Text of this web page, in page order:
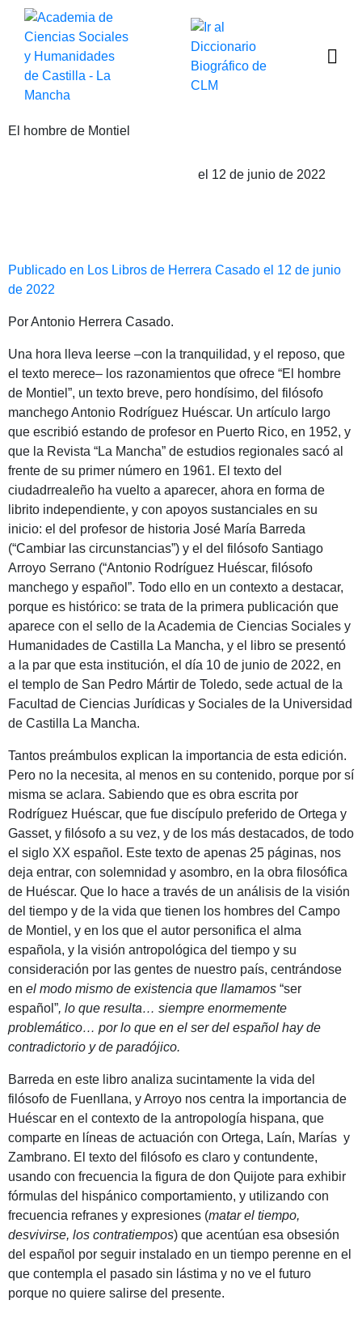
El hombre de Montiel
el 12 de junio de 2022
Publicado en Los Libros de Herrera Casado el 12 de junio
de 2022
Por Antonio Herrera Casado.
Una hora lleva leerse ­–con la tranquilidad, y el reposo, que
el texto merece– los razonamientos que ofrece “El hombre
de Montiel”, un texto breve, pero hondísimo, del filósofo
manchego Antonio Rodríguez Huéscar. Un artículo largo
que escribió estando de profesor en Puerto Rico, en 1952, y
que la Revista “La Mancha” de estudios regionales sacó al
frente de su primer número en 1961. El texto del
ciudadrrealeño ha vuelto a aparecer, ahora en forma de
librito independiente, y con apoyos sustanciales en su
inicio: el del profesor de historia José María Barreda
(“Cambiar las circunstancias”) y el del filósofo Santiago
Arroyo Serrano (“Antonio Rodríguez Huéscar, filósofo
manchego y español”. Todo ello en un contexto a destacar,
porque es histórico: se trata de la primera publicación que
aparece con el sello de la Academia de Ciencias Sociales y
Humanidades de Castilla La Mancha, y el libro se presentó
a la par que esta institución, el día 10 de junio de 2022, en
el templo de San Pedro Mártir de Toledo, sede actual de la
Facultad de Ciencias Jurídicas y Sociales de la Universidad
de Castilla La Mancha.
Tantos preámbulos explican la importancia de esta edición.
Pero no la necesita, al menos en su contenido, porque por sí
misma se aclara. Sabiendo que es obra escrita por
Rodríguez Huéscar, que fue discípulo preferido de Ortega y
Gasset, y filósofo a su vez, y de los más destacados, de todo
el siglo XX español. Este texto de apenas 25 páginas, nos
deja entrar, con solemnidad y asombro, en la obra filosófica
de Huéscar. Que lo hace a través de un análisis de la visión
del tiempo y de la vida que tienen los hombres del Campo
de Montiel, y en los que el autor personifica el alma
española, y la visión antropológica del tiempo y su
consideración por las gentes de nuestro país, centrándose
en el modo mismo de existencia que llamamos “ser
español”, lo que resulta… siempre enormemente
problemático… por lo que en el ser del español hay de
contradictorio y de paradójico.
Barreda en este libro analiza sucintamente la vida del
filósofo de Fuenllana, y Arroyo nos centra la importancia de
Huéscar en el contexto de la antropología hispana, que
comparte en líneas de actuación con Ortega, Laín, Marías y
Zambrano. El texto del filósofo es claro y contundente,
usando con frecuencia la figura de don Quijote para exhibir
fórmulas del hispánico comportamiento, y utilizando con
frecuencia refranes y expresiones (matar el tiempo,
desvivirse, los contratiempos) que acentúan esa obsesión
del español por seguir instalado en un tiempo perenne en el
que contempla el pasado sin lástima y no ve el futuro
porque no quiere salirse del presente.